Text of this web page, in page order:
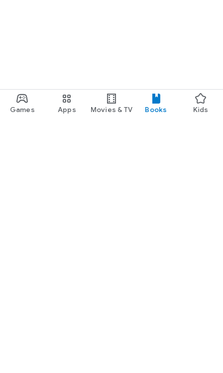
Games Apps Movies & TV Books Kids